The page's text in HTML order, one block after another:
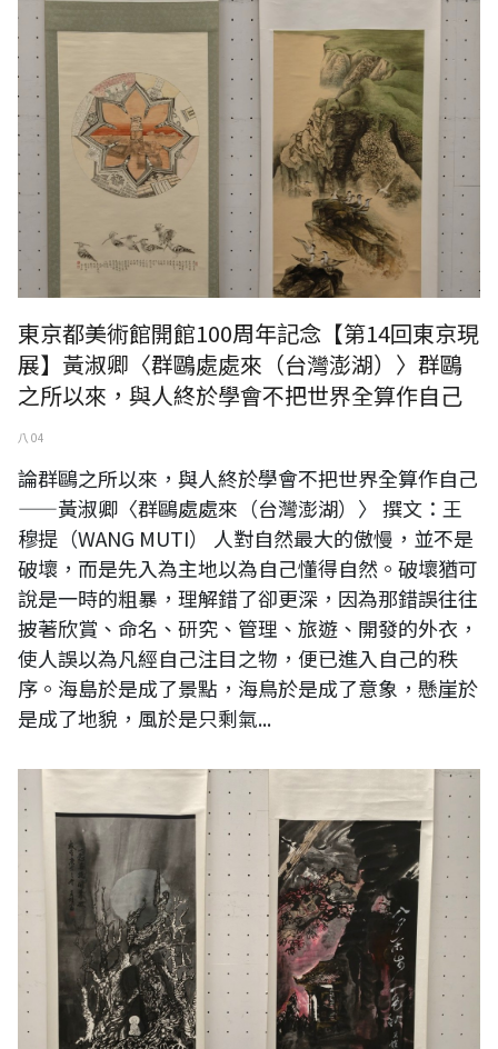
東京都美術館開館100周年記念【第14回東京現
展】黃淑卿〈群鷗處處來（台灣澎湖）〉群鷗
之所以來，與人終於學會不把世界全算作自己
八 04
論群鷗之所以來，與人終於學會不把世界全算作自己
——黃淑卿〈群鷗處處來（台灣澎湖）〉 撰文：王
穆提（WANG MUTI） 人對自然最大的傲慢，並不是
破壞，而是先入為主地以為自己懂得自然。破壞猶可
說是一時的粗暴，理解錯了卻更深，因為那錯誤往往
披著欣賞、命名、研究、管理、旅遊、開發的外衣，
使人誤以為凡經自己注目之物，便已進入自己的秩
序。海島於是成了景點，海鳥於是成了意象，懸崖於
是成了地貌，風於是只剩氣...